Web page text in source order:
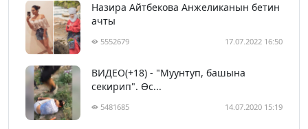
Назира Айтбекова Анжеликанын бетин
ачты
5552679 17.07.2022 16:50
ВИДЕО(+18) - "Муунтуп, башына
секирип". Өс...
5481685 14.07.2020 15:19